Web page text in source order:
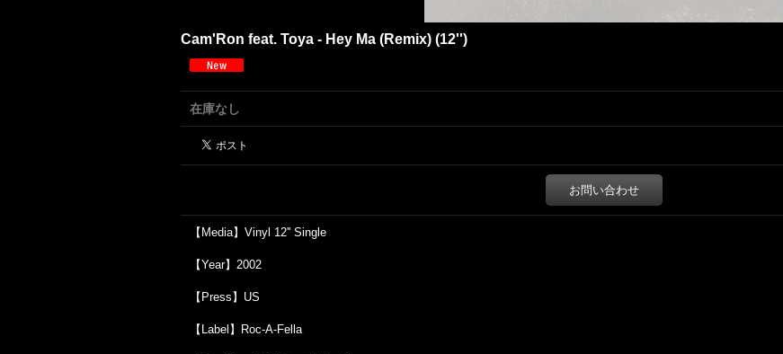
Cam'Ron feat. Toya - Hey Ma (Remix) (12'')
在庫なし
お問い合わせ
【Media】Vinyl 12'' Single
【Year】2002
【Press】US
【Label】Roc-A-Fella